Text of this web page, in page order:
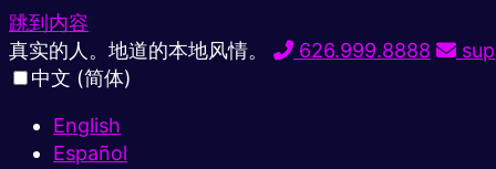
跳到内容
真实的人。地道的本地风情。
626.999.8888
中文 (简体)
English
Español